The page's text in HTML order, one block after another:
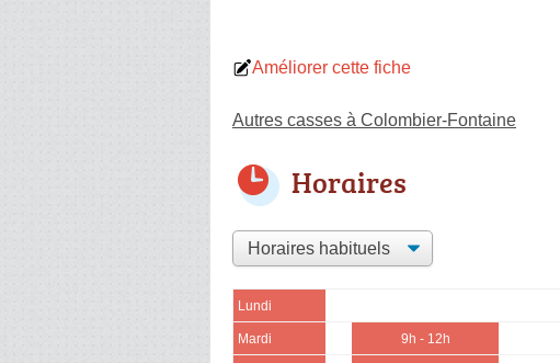
Améliorer cette fiche
Autres casses à Colombier-Fontaine
Horaires
Lundi
Mardi 9h - 12h